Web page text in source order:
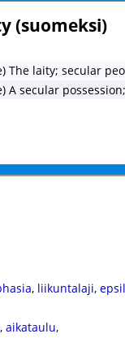
(suomeksi)
The laity; secular
A secular
, liikuntalaji,
, aikataulu,